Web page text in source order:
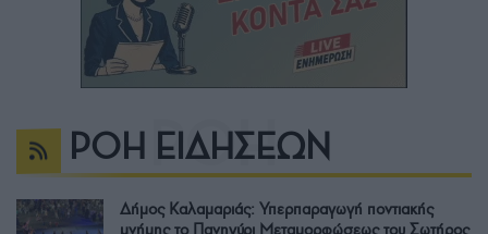
ΡΟΗ ΕΙΔΗΣΕΩΝ
Δήμος Καλαμαριάς: Υπερπαραγωγή ποντιακής
μνήμης το Πανηγύρι Μεταμορφώσεως του Σωτήρος